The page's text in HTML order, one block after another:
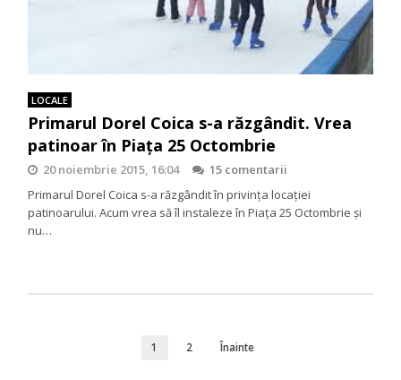
LOCALE
Primarul Dorel Coica s-a răzgândit. Vrea
patinoar în Piața 25 Octombrie
20 noiembrie 2015, 16:04
15 comentarii
Primarul Dorel Coica s-a răzgândit în privința locației
patinoarului. Acum vrea să îl instaleze în Piața 25 Octombrie și
nu…
1 2 Înainte